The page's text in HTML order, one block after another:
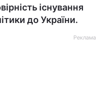
існування
до України.
Реклама